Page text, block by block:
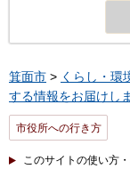
箕面市 > くらし・環
する情報をお届けし
市役所への行き方
このサイトの使い方